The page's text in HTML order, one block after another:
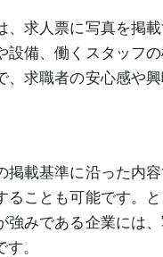
、求人票に写真を掲載
設備、働くスタッフ
、求職者の安心感や
掲載基準に沿った内
ることも可能です。
強みである企業には
。